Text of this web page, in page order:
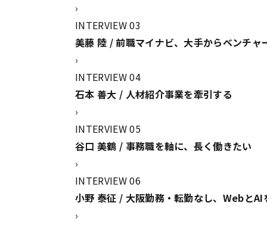
›
INTERVIEW 03
美藤 陸 / 前職マイナビ、大手からベンチャ
›
INTERVIEW 04
石本 善大 / 人材紹介事業を牽引する
›
INTERVIEW 05
谷口 美鶴 / 事務職を軸に、長く働きたい
›
INTERVIEW 06
小野 泰征 / 大阪勤務・転勤なし、WebとAI
›